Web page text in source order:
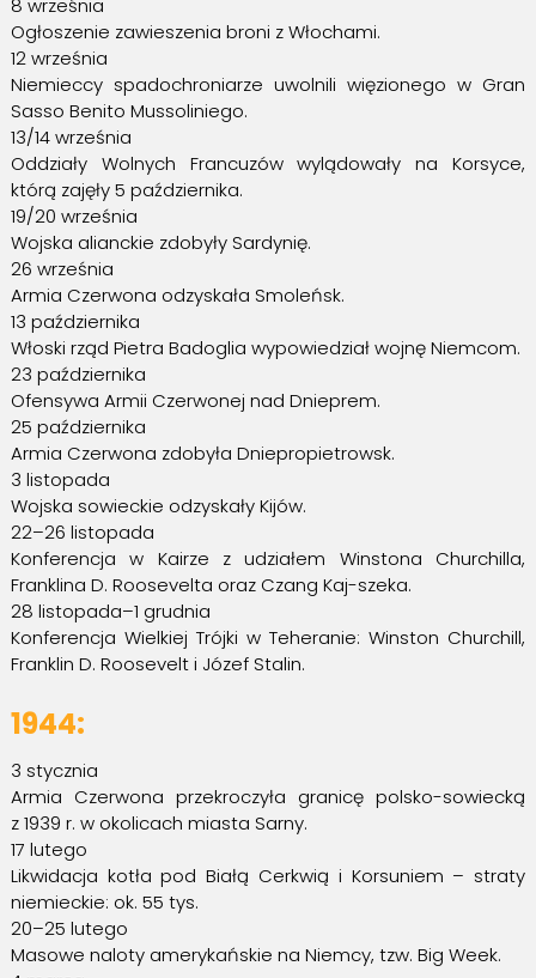
8 września
Ogłoszenie zawieszenia broni z Włochami.
12 września
Niemieccy spadochroniarze uwolnili więzionego w Gran
Sasso Benito Mussoliniego.
13/14 września
Oddziały Wolnych Francuzów wylądowały na Korsyce,
którą zajęły 5 października.
19/20 września
Wojska alianckie zdobyły Sardynię.
26 września
Armia Czerwona odzyskała Smoleńsk.
13 października
Włoski rząd Pietra Badoglia wypowiedział wojnę Niemcom.
23 października
Ofensywa Armii Czerwonej nad Dnieprem.
25 października
Armia Czerwona zdobyła Dniepropietrowsk.
3 listopada
Wojska sowieckie odzyskały Kijów.
22–26 listopada
Konferencja w Kairze z udziałem Winstona Churchilla,
Franklina D. Roosevelta oraz Czang Kaj-szeka.
28 listopada–1 grudnia
Konferencja Wielkiej Trójki w Teheranie: Winston Churchill,
Franklin D. Roosevelt i Józef Stalin.
1944:
3 stycznia
Armia Czerwona przekroczyła granicę polsko-sowiecką
z 1939 r. w okolicach miasta Sarny.
17 lutego
Likwidacja kotła pod Białą Cerkwią i Korsuniem – straty
niemieckie: ok. 55 tys.
20–25 lutego
Masowe naloty amerykańskie na Niemcy, tzw. Big Week.